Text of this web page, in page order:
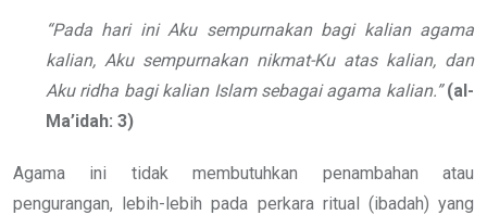
“Pada hari ini Aku sempurnakan bagi kalian agama
kalian, Aku sempurnakan nikmat-Ku atas kalian, dan
Aku ridha bagi kalian Islam sebagai agama kalian.” (al-
Ma’idah: 3)
Agama ini tidak membutuhkan penambahan atau
pengurangan, lebih-lebih pada perkara ritual (ibadah) yang